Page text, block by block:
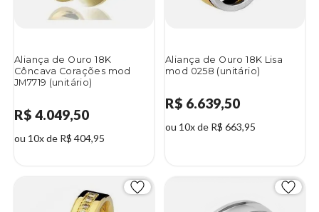
Aliança de Ouro 18K
Côncava Corações mod
JM7719 (unitário)
R$ 4.049,50
ou 10x de R$ 404,95
Aliança de Ouro 18K Lisa
mod 0258 (unitário)
R$ 6.639,50
ou 10x de R$ 663,95